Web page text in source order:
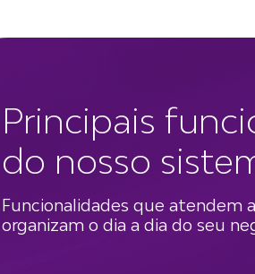
Principais
do nosso
Funcionalidades que atendem
organizam o dia a dia do seu